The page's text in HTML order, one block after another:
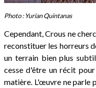
Photo : Yurian Quintanas
Cependant, Crous ne
reconstituer les horreurs
un terrain bien plus
cesse d'être un récit
matière. L'œuvre ne parle